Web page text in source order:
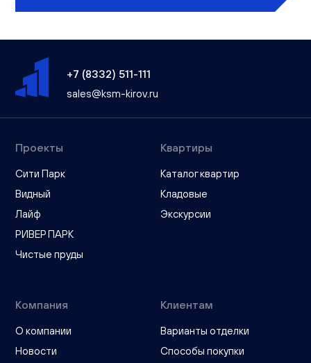
+7 (8332) 511-111
sales@ksm-kirov.ru
Проекты
Сити Парк
Видный
Лайф
РИВЕР ПАРК
Чистые пруды
Квартиры
Каталог квартир
Кладовые
Экскурсии
Компания
О компании
Новости
Клиентам
Варианты отделки
Способы покупки